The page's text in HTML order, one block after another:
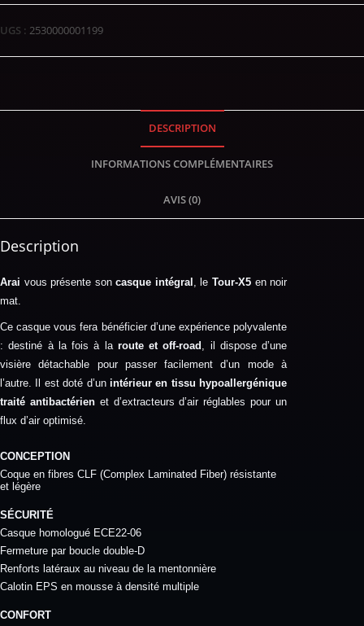
UGS : 2530000001199
DESCRIPTION
INFORMATIONS COMPLÉMENTAIRES
AVIS (0)
Description
Arai vous présente son casque intégral , le Tour-X5 en noir
mat.
Ce casque vous fera bénéficier d’une expérience polyvalente
: destiné à la fois à la route et off-road , il dispose d’une
visière détachable pour passer facilement d’un mode à
l’autre. Il est doté d’un intérieur en tissu hypoallergénique
traité antibactérien et d’extracteurs d’air réglables pour un
flux d’air optimisé.
CONCEPTION
Coque en fibres CLF (Complex Laminated Fiber) résistante
et légère
SÉCURITÉ
Casque homologué ECE22-06
Fermeture par boucle double-D
Renforts latéraux au niveau de la mentonnière
Calotin EPS en mousse à densité multiple
CONFORT